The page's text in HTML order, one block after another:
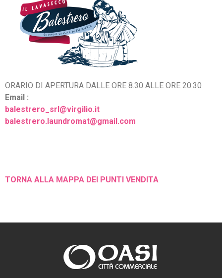
ORARIO DI APERTURA DALLE ORE 8.30 ALLE ORE 20.30
Email :
balestrero_srl@virgilio.it
balestrero.laundromat@gmail.com
TORNA ALLA MAPPA DEI PUNTI VENDITA